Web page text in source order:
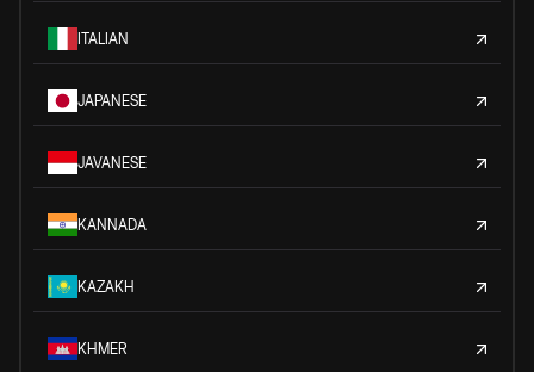
ITALIAN
JAPANESE
JAVANESE
KANNADA
KAZAKH
KHMER